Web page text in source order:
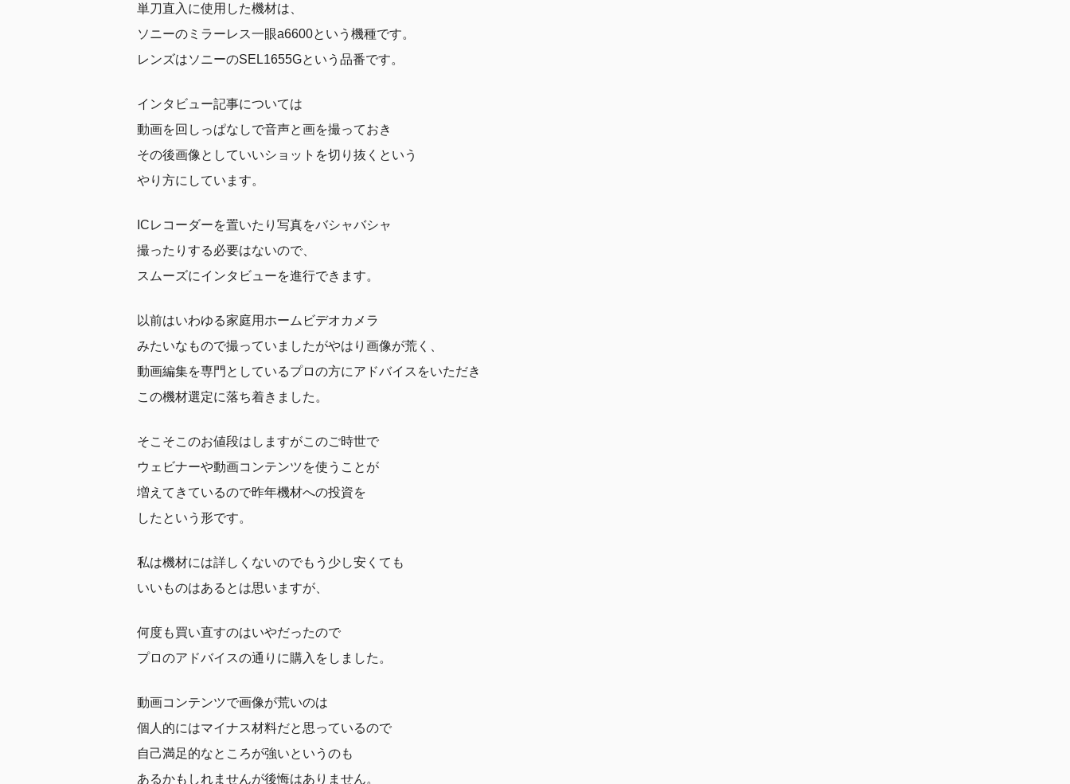
単刀直入に使用した機材は、
ソニーのミラーレス一眼a6600という機種です。
レンズはソニーのSEL1655Gという品番です。
インタビュー記事については
動画を回しっぱなしで音声と画を撮っておき
その後画像としていいショットを切り抜くという
やり方にしています。
ICレコーダーを置いたり写真をバシャバシャ
撮ったりする必要はないので、
スムーズにインタビューを進行できます。
以前はいわゆる家庭用ホームビデオカメラ
みたいなもので撮っていましたがやはり画像が荒く、
動画編集を専門としているプロの方にアドバイスをいただき
この機材選定に落ち着きました。
そこそこのお値段はしますがこのご時世で
ウェビナーや動画コンテンツを使うことが
増えてきているので昨年機材への投資を
したという形です。
私は機材には詳しくないのでもう少し安くても
いいものはあるとは思いますが、
何度も買い直すのはいやだったので
プロのアドバイスの通りに購入をしました。
動画コンテンツで画像が荒いのは
個人的にはマイナス材料だと思っているので
自己満足的なところが強いというのも
あるかもしれませんが後悔はありません。